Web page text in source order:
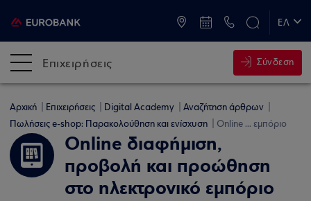
ΕΛ
Επιχειρήσεις Σύνδεση
Αρχική Επιχειρήσεις Digital Academy
Αναζήτηση άρθρων
Πωλήσεις e-shop: Παρακολούθηση και ενίσχυση
Online ... εμπόριο
Online διαφήμιση,
προβολή και προώθηση
στο ηλεκτρονικό εμπόριο